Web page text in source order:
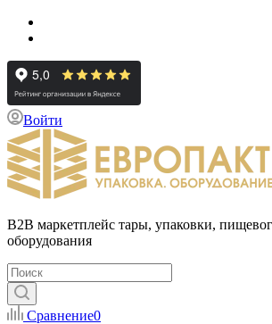
Войти
B2B маркетплейс тары, упаковки,
оборудования
Сравнение0